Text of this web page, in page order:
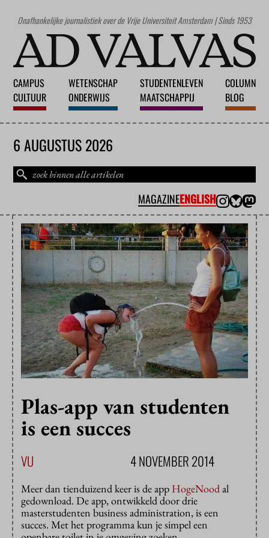
Onafhankelijke journalistiek over de Vrije Universiteit Amsterdam | Sinds 1953
CAMPUS
CULTUUR
WETENSCHAP
ONDERWIJS
STUDENTENLEVEN
MAATSCHAPPIJ
COLUMN
BLOG
6 AUGUSTUS 2026
MAGAZINEENGLISH
Plas-app van studenten
is een succes
VU 4 NOVEMBER 2014
Meer dan tienduizend keer is de app HogeNoodal
gedownload. De app, ontwikkeld door drie
masterstudenten business administration, is een
succes. Met het programma kun je simpel een